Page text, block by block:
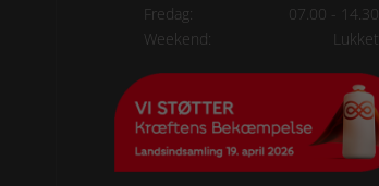
Fredag:
07.00 - 14.30
Weekend:
Lukket